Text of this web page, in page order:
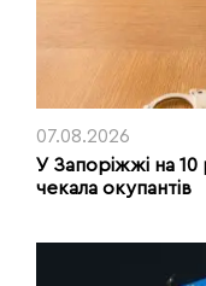
07.08.2026
У Запоріжжі на 10
чекала окупантів